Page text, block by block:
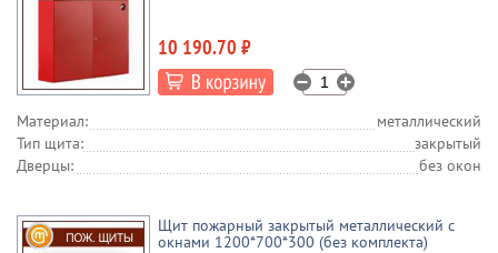
10 190.70 ₽
Материал:
металлический
Тип щита:
закрытый
Дверцы:
без окон
Щит пожарный закрытый металлический с
окнами 1200*700*300 (без комплекта)